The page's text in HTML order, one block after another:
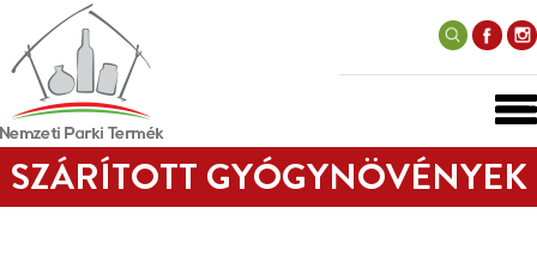
SZÁRÍTOTT GYÓGYNÖVÉNYEK